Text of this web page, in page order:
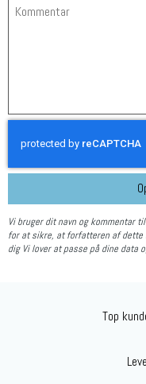
Vi bruger dit navn og kommentar
for at sikre, at forfatteren af
dig Vi lover at passe på dine data
Top